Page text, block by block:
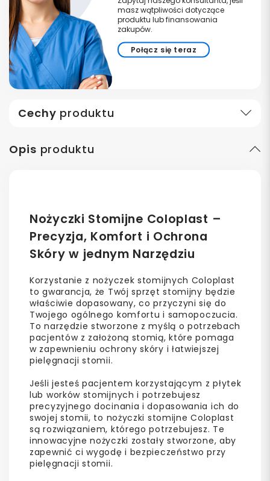
masz wątpliwości dotyczące
produktu lub finansowania
zakupów.
Połącz się teraz
Cechy produktu
Opis produktu
Nożyczki Stomijne Coloplast –
Precyzja, Komfort i Ochrona
Skóry w jednym Narzędziu
Korzystanie z nożyczek stomijnych Coloplast
to gwarancja, że Twój sprzęt stomijny będzie
właściwie dopasowany, co przyczyni się do
Twojego ogólnego komfortu i samopoczucia.
To narzędzie stworzone z myślą o potrzebach
pacjentów z założoną stomią, które pomaga
w zapewnieniu ochrony skóry i łatwiejszej
pielęgnacji stomii.
Jeśli jesteś pacjentem korzystającym z płytek
lub worków stomijnych i potrzebujesz
precyzyjnego docinania i dopasowania ich do
swojej stomii, to nożyczki stomijne Coloplast
są rozwiązaniem, którego potrzebujesz. Te
innowacyjne nożyczki zostały stworzone, aby
zapewnić ci wygodę i bezpieczeństwo przy
pielęgnacji stomii.